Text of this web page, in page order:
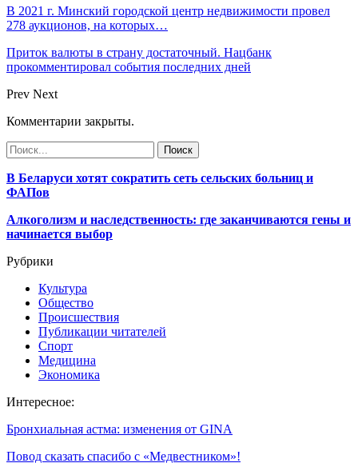
В 2021 г. Минский городской центр недвижимости провел
278 аукционов, на которых…
Приток валюты в страну достаточный. Нацбанк
прокомментировал события последних дней
Prev Next
Комментарии закрыты.
В Беларуси хотят сократить сеть сельских больниц и
ФАПов
Алкоголизм и наследственность: где заканчиваются гены и
начинается выбор
Рубрики
Культура
Общество
Происшествия
Публикации читателей
Спорт
Медицина
Экономика
Интересное:
Бронхиальная астма: изменения от GINA
Повод сказать спасибо с «Медвестником»!